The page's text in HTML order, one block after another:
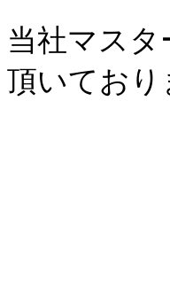
当社マス
頂いており